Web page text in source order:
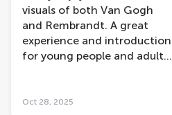
artists. Loved it and would
highly recommend to
everyone who has the
opportunity to attend.
Thank you. Katherine and
visuals of both Van Gogh
and Rembrandt. A great
experience and introduction
for young people and adults
Oct 28, 2025